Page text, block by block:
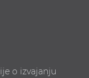
o izvajanju